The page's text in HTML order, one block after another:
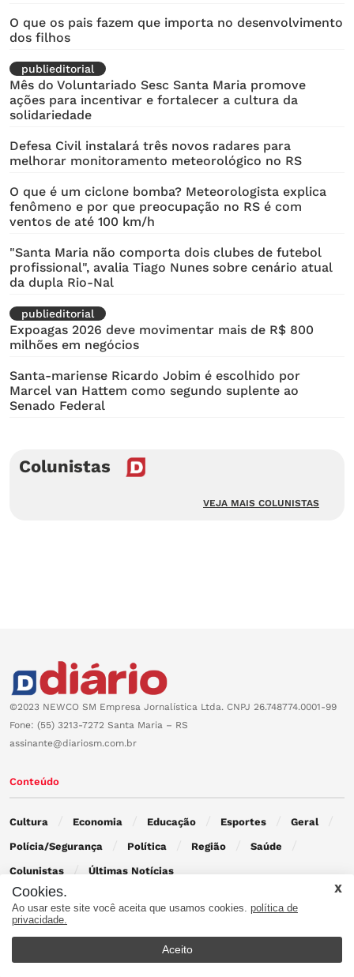
O que os pais fazem que importa no desenvolvimento
dos filhos
publieditorial
Mês do Voluntariado Sesc Santa Maria promove
ações para incentivar e fortalecer a cultura da
solidariedade
Defesa Civil instalará três novos radares para
melhorar monitoramento meteorológico no RS
O que é um ciclone bomba? Meteorologista explica
fenômeno e por que preocupação no RS é com
ventos de até 100 km/h
"Santa Maria não comporta dois clubes de futebol
profissional", avalia Tiago Nunes sobre cenário atual
da dupla Rio-Nal
publieditorial
Expoagas 2026 deve movimentar mais de R$ 800
milhões em negócios
Santa-mariense Ricardo Jobim é escolhido por
Marcel van Hattem como segundo suplente ao
Senado Federal
Colunistas
VEJA MAIS COLUNISTAS
©2023 NEWCO SM Empresa Jornalística Ltda. CNPJ 26.748774.0001-99
Fone: (55) 3213-7272 Santa Maria – RS
assinante@diariosm.com.br
Conteúdo
Cultura Economia Educação Esportes Geral
Polícia/Segurança Política Região Saúde
Colunistas Últimas Notícias
Contato
Cookies.
Ao usar este site você aceita que usamos cookies. política de
privacidade.
Aceito